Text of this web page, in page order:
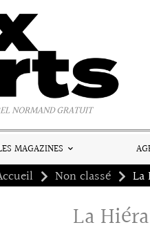
NORMAND GRATUIT
MAGAZINES
Non classé La
La